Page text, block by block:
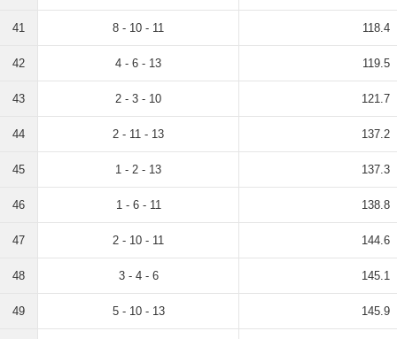
41 8 - 10 - 11 118.4
42 4 - 6 - 13 119.5
43 2 - 3 - 10 121.7
44 2 - 11 - 13 137.2
45 1 - 2 - 13 137.3
46 1 - 6 - 11 138.8
47 2 - 10 - 11 144.6
48 3 - 4 - 6 145.1
49 5 - 10 - 13 145.9